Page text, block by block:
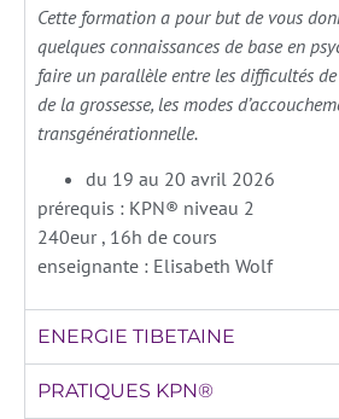
Cette formation a pour but de vous
quelques connaissances de base en
faire un parallèle entre les difficultés
de la grossesse, les modes
transgénérationnelle.
du 19 au 20 avril 2026
prérequis : KPN® niveau 2
240eur , 16h de cours
enseignante : Elisabeth Wolf
ENERGIE TIBETAINE
PRATIQUES KPN®